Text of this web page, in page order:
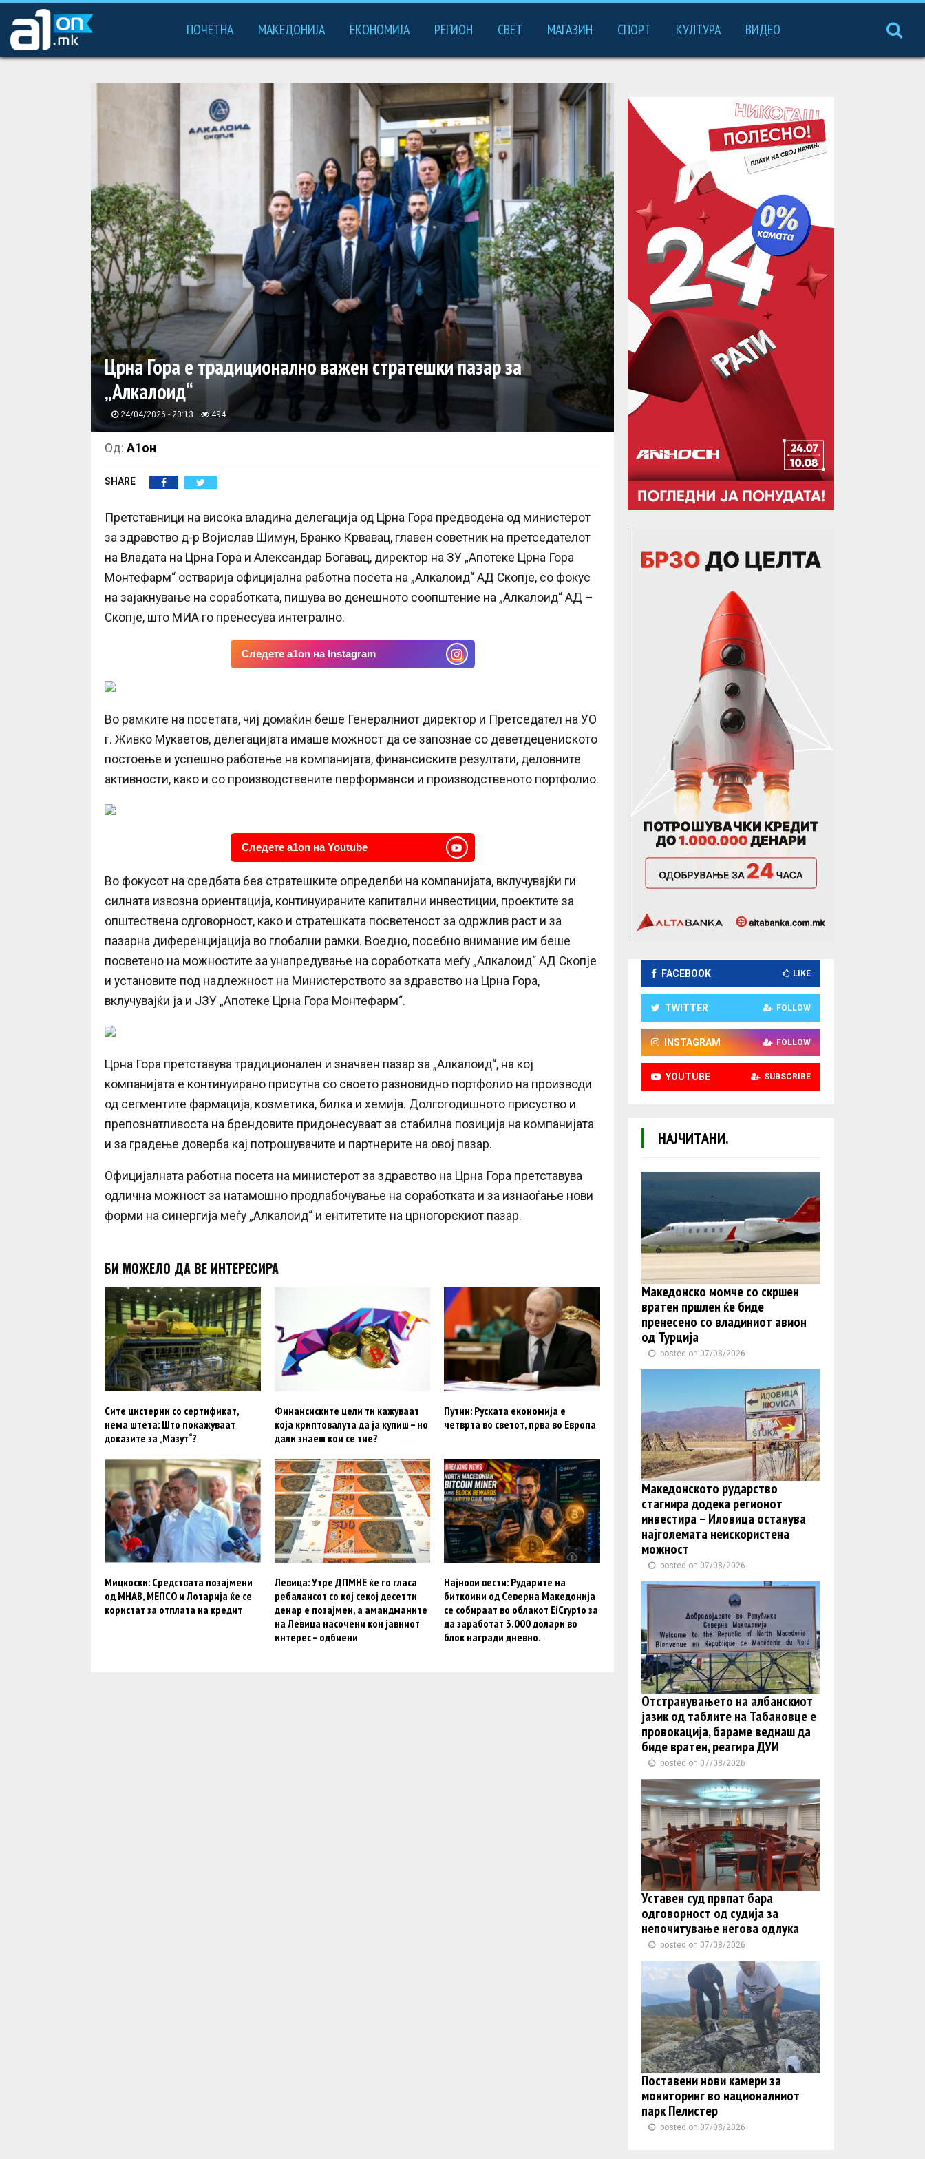
ПОЧЕТНА МАКЕДОНИЈА ЕКОНОМИЈА РЕГИОН СВЕТ МАГАЗИН СПОРТ КУЛТУРА ВИДЕО
Црна Гора e традиционално важен стратешки пазар за
„Алкалоид“
24/04/2026 - 20:13 494
Од: А1он
SHARE
Претставници на висока владина делегација од Црна Гора предводена од министерот
за здравство д-р Војислав Шимун, Бранко Крвавац, главен советник на претседателот
на Владата на Црна Гора и Александар Богавац, директор на ЗУ „Апотеке Црна Гора
Монтефарм“ остварија официјална работна посета на „Алкалоид“ АД Скопје, со фокус
на зајакнување на соработката, пишува во денешното соопштение на „Алкалоид“ АД –
Скопје, што МИА го пренесува интегрално.
Следете a1on на Instagram
Во рамките на посетата, чиј домаќин беше Генералниот директор и Претседател на УО
г. Живко Мукаетов, делегацијата имаше можност да се запознае со деветдецениското
постоење и успешно работење на компанијата, финансиските резултати, деловните
активности, како и со производствените перформанси и производственото портфолио.
Следете a1on на Youtube
Во фокусот на средбата беа стратешките определби на компанијата, вклучувајќи ги
силната извозна ориентација, континуираните капитални инвестиции, проектите за
општествена одговорност, како и стратешката посветеност за одржлив раст и за
пазарна диференцијација во глобални рамки. Воедно, посебно внимание им беше
посветено на можностите за унапредување на соработката меѓу „Алкалоид“ АД Скопје
и установите под надлежност на Министерството за здравство на Црна Гора,
вклучувајќи ја и ЈЗУ „Апотеке Црна Гора Монтефарм“.
Црна Гора претставува традиционален и значаен пазар за „Алкалоид“, на кој
компанијата е континуирано присутна со своето разновидно портфолио на производи
од сегментите фармација, козметика, билка и хемија. Долгогодишното присуство и
препознатливоста на брендовите придонесуваат за стабилна позиција на компанијата
и за градење доверба кај потрошувачите и партнерите на овој пазар.
Официјалната работна посета на министерот за здравство на Црна Гора претставува
одлична можност за натамошно продлабочување на соработката и за изнаоѓање нови
форми на синергија меѓу „Алкалоид“ и ентитетите на црногорскиот пазар.
БИ МОЖЕЛО ДА ВЕ ИНТЕРЕСИРА
Сите цистерни со сертификат,
нема штета: Што покажуваат
доказите за „Мазут“?
Финансиските цели ти кажуваат
која криптовалута да ја купиш – но
дали знаеш кои се тие?
Путин: Руската економија е
четврта во светот, прва во Европа
Мицкоски: Средствата позајмени
од МНАВ, МЕПСО и Лотарија ќе се
користат за отплата на кредит
Левица: ​​​​​​​Утре ДПМНЕ ќе го гласа
ребалансот со кој секој десетти
денар е позајмен, а амандманите
на Левица насочени кон јавниот
интерес – одбиени
Најнови вести: Рударите на
биткоини од Северна Македонија
се собираат во облакот EiCrypto за
да заработат 3.000 долари во
блок награди дневно.
FACEBOOK LIKE
TWITTER FOLLOW
INSTAGRAM FOLLOW
YOUTUBE SUBSCRIBE
НАЈЧИТАНИ.
Македонско момче со скршен
вратен пршлен ќе биде
пренесено со владиниот авион
од Турција
posted on 07/08/2026
Македонското рударство
стагнира додека регионот
инвестира – Иловица останува
најголемата неискористена
можност
posted on 07/08/2026
Отстранувањето на албанскиот
јазик од таблите на Табановце е
провокација, бараме веднаш да
биде вратен, реагира ДУИ
posted on 07/08/2026
Уставен суд првпат бара
одговорност од судија за
непочитување негова одлука
posted on 07/08/2026
Поставени нови камери за
мониторинг во националниот
парк Пелистер
posted on 07/08/2026